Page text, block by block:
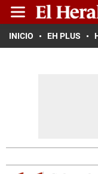
INICIO EH PLUS